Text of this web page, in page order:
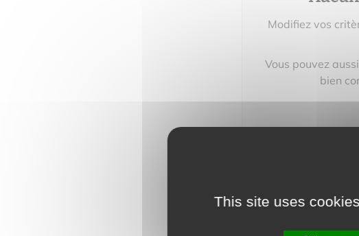
Modifiez vos
Vous pouvez
bien
This site uses